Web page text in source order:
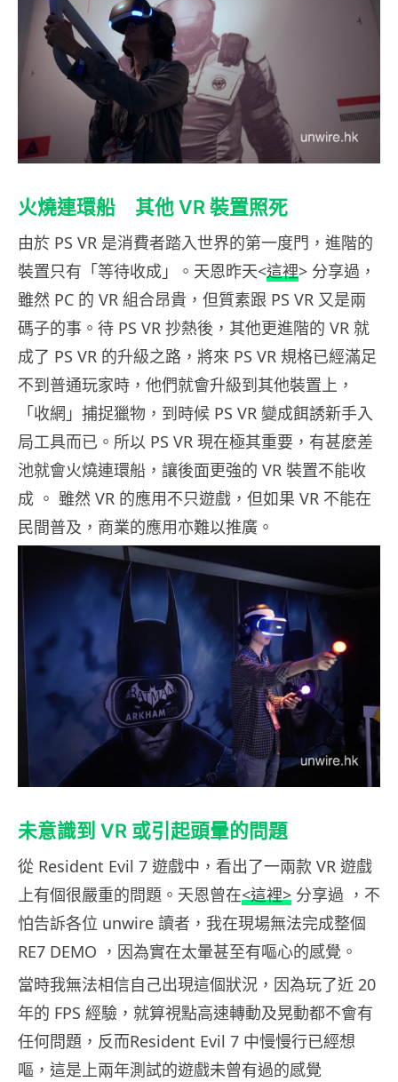
火燒連環船 其他 VR 裝置照死
由於 PS VR 是消費者踏入世界的第一度門，進階的
裝置只有「等待收成」。天恩昨天<這裡> 分享過，
雖然 PC 的 VR 組合昂貴，但質素跟 PS VR 又是兩
碼子的事。待 PS VR 抄熱後，其他更進階的 VR 就
成了 PS VR 的升級之路，將來 PS VR 規格已經滿足
不到普通玩家時，他們就會升級到其他裝置上，
「收網」捕捉獵物，到時候 PS VR 變成餌誘新手入
局工具而已。所以 PS VR 現在極其重要，有甚麼差
池就會火燒連環船，讓後面更強的 VR 裝置不能收
成 。 雖然 VR 的應用不只遊戲，但如果 VR 不能在
民間普及，商業的應用亦難以推廣。
未意識到 VR 或引起頭暈的問題
從 Resident Evil 7 遊戲中，看出了一兩款 VR 遊戲
上有個很嚴重的問題。天恩曾在<這裡> 分享過 ，不
怕告訴各位 unwire 讀者，我在現場無法完成整個
RE7 DEMO ，因為實在太暈甚至有嘔心的感覺。
當時我無法相信自己出現這個狀況，因為玩了近 20
年的 FPS 經驗，就算視點高速轉動及晃動都不會有
任何問題，反而Resident Evil 7 中慢慢行已經想
嘔，這是上兩年測試的遊戲未曾有過的感覺